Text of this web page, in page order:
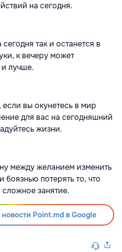
на сегодня.
так и останется в
к вечеру может
и лучше.
вы окунетесь в мир
для вас на сегодняшний
жизни.
между желанием изменить
потерять то, что
сложное занятие.
Point.md в Google